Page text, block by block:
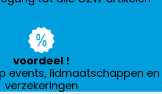
events, lidmaatschappen en
verzekeringen
voordeel !